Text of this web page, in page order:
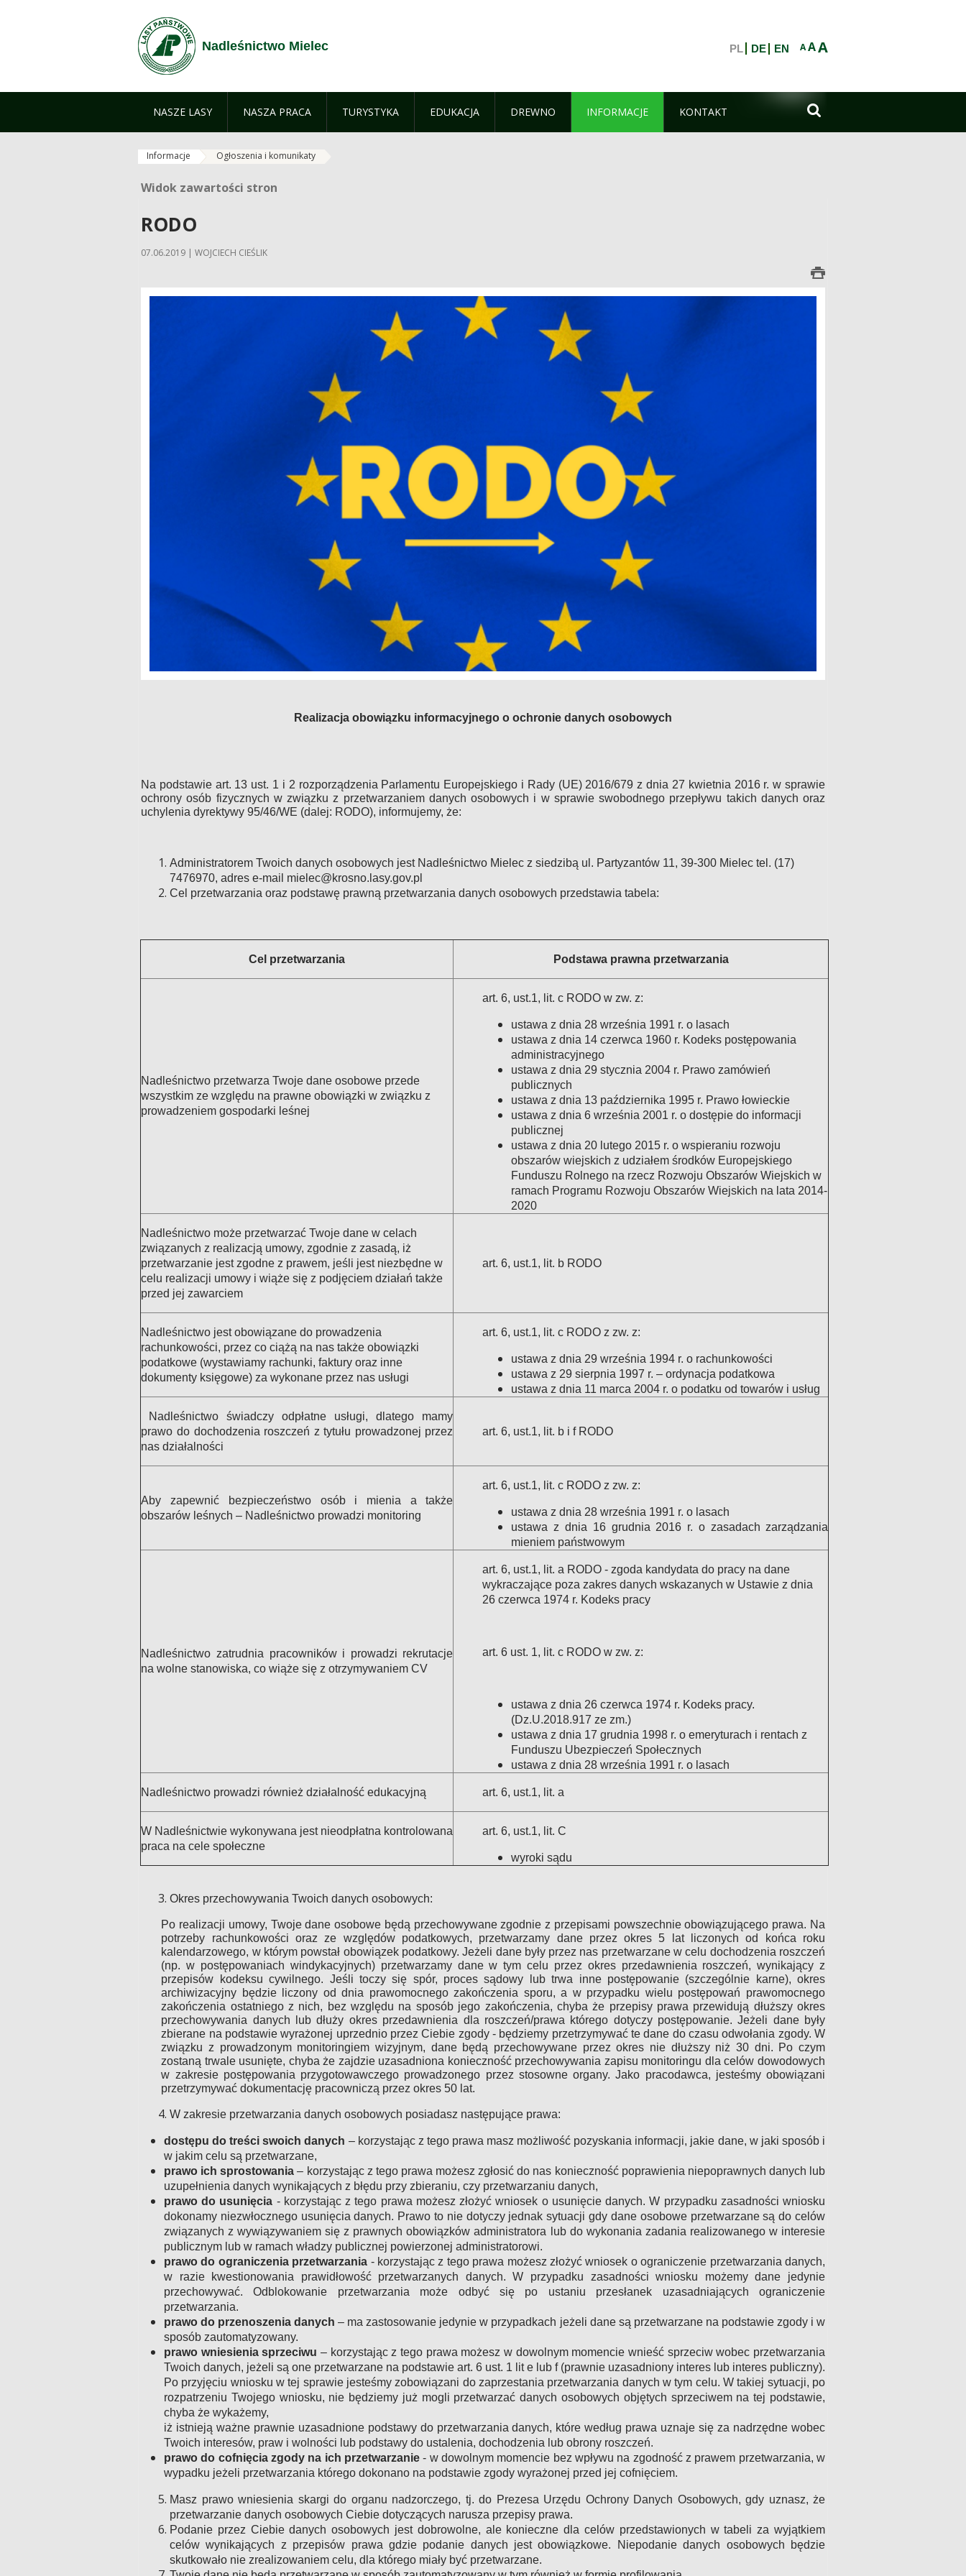
Nadleśnictwo Mielec AAA
PL DE EN
NASZE LASY NASZA PRACA TURYSTYKA EDUKACJA DREWNO INFORMACJE KONTAKT 
Informacje Ogłoszenia i komunikaty
Widok zawartości stron
Widok zawartości stron
RODO
07.06.2019 | WOJCIECH CIEŚLIK
Realizacja obowiązku informacyjnego o ochronie danych osobowych
Na podstawie art. 13 ust. 1 i 2 rozporządzenia Parlamentu Europejskiego i Rady (UE) 2016/679 z dnia 27 kwietnia 2016 r. w sprawie
ochrony osób fizycznych w związku z przetwarzaniem danych osobowych i w sprawie swobodnego przepływu takich danych oraz
uchylenia dyrektywy 95/46/WE (dalej: RODO), informujemy, że:
Administratorem Twoich danych osobowych jest Nadleśnictwo Mielec z siedzibą ul. Partyzantów 11, 39-300 Mielec tel. (17)
7476970, adres e-mail mielec@krosno.lasy.gov.pl
Cel przetwarzania oraz podstawę prawną przetwarzania danych osobowych przedstawia tabela:
Cel przetwarzania Podstawa prawna przetwarzania
Nadleśnictwo przetwarza Twoje dane osobowe przede
wszystkim ze względu na prawne obowiązki w związku z
prowadzeniem gospodarki leśnej
art. 6, ust.1, lit. c RODO w zw. z:
ustawa z dnia 28 września 1991 r. o lasach
ustawa z dnia 14 czerwca 1960 r. Kodeks postępowania
administracyjnego
ustawa z dnia 29 stycznia 2004 r. Prawo zamówień
publicznych
ustawa z dnia 13 października 1995 r. Prawo łowieckie
ustawa z dnia 6 września 2001 r. o dostępie do informacji
publicznej
ustawa z dnia 20 lutego 2015 r. o wspieraniu rozwoju
obszarów wiejskich z udziałem środków Europejskiego
Funduszu Rolnego na rzecz Rozwoju Obszarów Wiejskich w
ramach Programu Rozwoju Obszarów Wiejskich na lata 2014-
2020
Nadleśnictwo może przetwarzać Twoje dane w celach
związanych z realizacją umowy, zgodnie z zasadą, iż
przetwarzanie jest zgodne z prawem, jeśli jest niezbędne w
celu realizacji umowy i wiąże się z podjęciem działań także
przed jej zawarciem
art. 6, ust.1, lit. b RODO
Nadleśnictwo jest obowiązane do prowadzenia
rachunkowości, przez co ciążą na nas także obowiązki
podatkowe (wystawiamy rachunki, faktury oraz inne
dokumenty księgowe) za wykonane przez nas usługi
art. 6, ust.1, lit. c RODO z zw. z:
ustawa z dnia 29 września 1994 r. o rachunkowości
ustawa z 29 sierpnia 1997 r. – ordynacja podatkowa
ustawa z dnia 11 marca 2004 r. o podatku od towarów i usług
Nadleśnictwo świadczy odpłatne usługi, dlatego mamy
prawo do dochodzenia roszczeń z tytułu prowadzonej przez
nas działalności
art. 6, ust.1, lit. b i f RODO
Aby zapewnić bezpieczeństwo osób i mienia a także
obszarów leśnych – Nadleśnictwo prowadzi monitoring
art. 6, ust.1, lit. c RODO z zw. z:
ustawa z dnia 28 września 1991 r. o lasach
ustawa z dnia 16 grudnia 2016 r. o zasadach zarządzania
mieniem państwowym
Nadleśnictwo zatrudnia pracowników i prowadzi rekrutacje
na wolne stanowiska, co wiąże się z otrzymywaniem CV
art. 6, ust.1, lit. a RODO - zgoda kandydata do pracy na dane
wykraczające poza zakres danych wskazanych w Ustawie z dnia
26 czerwca 1974 r. Kodeks pracy
art. 6 ust. 1, lit. c RODO w zw. z:
ustawa z dnia 26 czerwca 1974 r. Kodeks pracy.
(Dz.U.2018.917 ze zm.)
ustawa z dnia 17 grudnia 1998 r. o emeryturach i rentach z
Funduszu Ubezpieczeń Społecznych
ustawa z dnia 28 września 1991 r. o lasach
Nadleśnictwo prowadzi również działalność edukacyjną art. 6, ust.1, lit. a
W Nadleśnictwie wykonywana jest nieodpłatna kontrolowana
praca na cele społeczne
art. 6, ust.1, lit. C
wyroki sądu
Okres przechowywania Twoich danych osobowych:
Po realizacji umowy, Twoje dane osobowe będą przechowywane zgodnie z przepisami powszechnie obowiązującego prawa. Na
potrzeby rachunkowości oraz ze względów podatkowych, przetwarzamy dane przez okres 5 lat liczonych od końca roku
kalendarzowego, w którym powstał obowiązek podatkowy. Jeżeli dane były przez nas przetwarzane w celu dochodzenia roszczeń
(np. w postępowaniach windykacyjnych) przetwarzamy dane w tym celu przez okres przedawnienia roszczeń, wynikający z
przepisów kodeksu cywilnego. Jeśli toczy się spór, proces sądowy lub trwa inne postępowanie (szczególnie karne), okres
archiwizacyjny będzie liczony od dnia prawomocnego zakończenia sporu, a w przypadku wielu postępowań prawomocnego
zakończenia ostatniego z nich, bez względu na sposób jego zakończenia, chyba że przepisy prawa przewidują dłuższy okres
przechowywania danych lub dłuży okres przedawnienia dla roszczeń/prawa którego dotyczy postępowanie. Jeżeli dane były
zbierane na podstawie wyrażonej uprzednio przez Ciebie zgody - będziemy przetrzymywać te dane do czasu odwołania zgody. W
związku z prowadzonym monitoringiem wizyjnym, dane będą przechowywane przez okres nie dłuższy niż 30 dni. Po czym
zostaną trwale usunięte, chyba że zajdzie uzasadniona konieczność przechowywania zapisu monitoringu dla celów dowodowych
w zakresie postępowania przygotowawczego prowadzonego przez stosowne organy. Jako pracodawca, jesteśmy obowiązani
przetrzymywać dokumentację pracowniczą przez okres 50 lat.
W zakresie przetwarzania danych osobowych posiadasz następujące prawa:
dostępu do treści swoich danych – korzystając z tego prawa masz możliwość pozyskania informacji, jakie dane, w jaki sposób i
w jakim celu są przetwarzane,
prawo ich sprostowania – korzystając z tego prawa możesz zgłosić do nas konieczność poprawienia niepoprawnych danych lub
uzupełnienia danych wynikających z błędu przy zbieraniu, czy przetwarzaniu danych,
prawo do usunięcia - korzystając z tego prawa możesz złożyć wniosek o usunięcie danych. W przypadku zasadności wniosku
dokonamy niezwłocznego usunięcia danych. Prawo to nie dotyczy jednak sytuacji gdy dane osobowe przetwarzane są do celów
związanych z wywiązywaniem się z prawnych obowiązków administratora lub do wykonania zadania realizowanego w interesie
publicznym lub w ramach władzy publicznej powierzonej administratorowi.
prawo do ograniczenia przetwarzania - korzystając z tego prawa możesz złożyć wniosek o ograniczenie przetwarzania danych,
w razie kwestionowania prawidłowość przetwarzanych danych. W przypadku zasadności wniosku możemy dane jedynie
przechowywać. Odblokowanie przetwarzania może odbyć się po ustaniu przesłanek uzasadniających ograniczenie
przetwarzania.
prawo do przenoszenia danych – ma zastosowanie jedynie w przypadkach jeżeli dane są przetwarzane na podstawie zgody i w
sposób zautomatyzowany.
prawo wniesienia sprzeciwu – korzystając z tego prawa możesz w dowolnym momencie wnieść sprzeciw wobec przetwarzania
Twoich danych, jeżeli są one przetwarzane na podstawie art. 6 ust. 1 lit e lub f (prawnie uzasadniony interes lub interes publiczny).
Po przyjęciu wniosku w tej sprawie jesteśmy zobowiązani do zaprzestania przetwarzania danych w tym celu. W takiej sytuacji, po
rozpatrzeniu Twojego wniosku, nie będziemy już mogli przetwarzać danych osobowych objętych sprzeciwem na tej podstawie,
chyba że wykażemy,
iż istnieją ważne prawnie uzasadnione podstawy do przetwarzania danych, które według prawa uznaje się za nadrzędne wobec
Twoich interesów, praw i wolności lub podstawy do ustalenia, dochodzenia lub obrony roszczeń.
prawo do cofnięcia zgody na ich przetwarzanie - w dowolnym momencie bez wpływu na zgodność z prawem przetwarzania, w
wypadku jeżeli przetwarzania którego dokonano na podstawie zgody wyrażonej przed jej cofnięciem.
Masz prawo wniesienia skargi do organu nadzorczego, tj. do Prezesa Urzędu Ochrony Danych Osobowych, gdy uznasz, że
przetwarzanie danych osobowych Ciebie dotyczących narusza przepisy prawa.
Podanie przez Ciebie danych osobowych jest dobrowolne, ale konieczne dla celów przedstawionych w tabeli za wyjątkiem
celów wynikających z przepisów prawa gdzie podanie danych jest obowiązkowe. Niepodanie danych osobowych będzie
skutkowało nie zrealizowaniem celu, dla którego miały być przetwarzane.